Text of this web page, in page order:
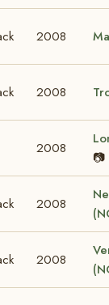
2008
2008
2008
📷
2008
2008